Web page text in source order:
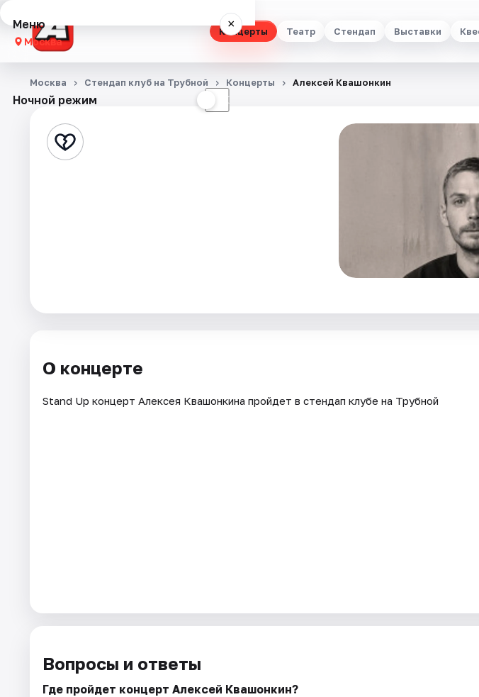
Концерты Театр Стендап Выставки
Меню ×
Москва
Концерты
Стендап
Ночной режим ☾
Москва Стендап клуб на Трубной Концерты Алексей Квашонкин
О концерте
Stand Up концерт Алексея Квашонкина пройдет в стендап клубе на Трубной
Вопросы и ответы
Где пройдет концерт Алексей Квашонкин?